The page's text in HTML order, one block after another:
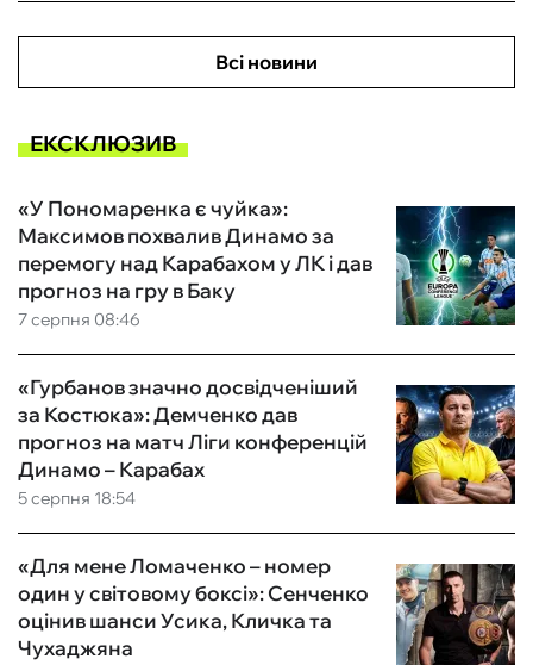
Всі новини
ЕКСКЛЮЗИВ
7 серпня 08:46
«У Пономаренка є чуйка»:
Максимов похвалив Динамо за
перемогу над Карабахом у ЛК і дав
прогноз на гру в Баку
5 серпня 18:54
«Гурбанов значно досвідченіший
за Костюка»: Демченко дав
прогноз на матч Ліги конференцій
Динамо – Карабах
«Для мене Ломаченко – номер
один у світовому боксі»: Сенченко
оцінив шанси Усика, Кличка та
Чухаджяна